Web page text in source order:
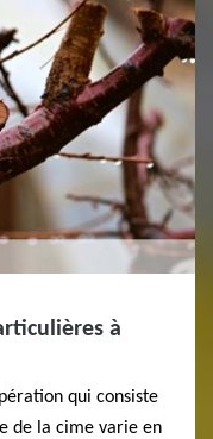
à
qui consiste
de la cime varie en